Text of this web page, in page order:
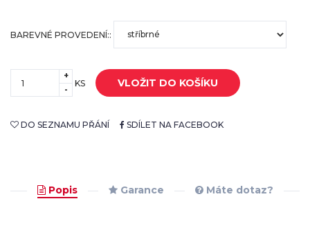
BAREVNÉ PROVEDENÍ::
+
-
KS VLOŽIT DO KOŠÍKU
DO SEZNAMU PŘÁNÍ SDÍLET NA FACEBOOK
Popis Garance Máte dotaz?